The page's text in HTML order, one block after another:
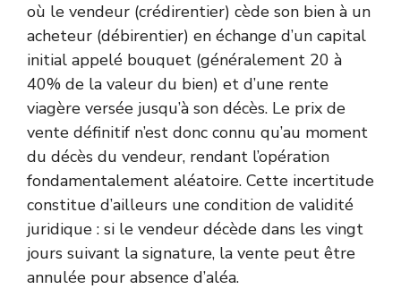
où le vendeur (crédirentier) cède son bien à un
acheteur (débirentier) en échange d’un capital
initial appelé bouquet (généralement 20 à
40% de la valeur du bien) et d’une rente
viagère versée jusqu’à son décès. Le prix de
vente définitif n’est donc connu qu’au moment
du décès du vendeur, rendant l’opération
fondamentalement aléatoire. Cette incertitude
constitue d’ailleurs une condition de validité
juridique : si le vendeur décède dans les vingt
jours suivant la signature, la vente peut être
annulée pour absence d’aléa.